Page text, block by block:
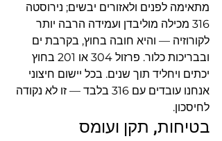
מתאימה לפנים ולאזורים יבשים; נירוסטה
316 מכילה מוליבדן ועמידה הרבה יותר
לקורוזיה — והיא חובה בחוץ, בקרבת ים
ובבריכות כלור. פרזול 304 או 201 בחוץ
יכתים ויחליד תוך שנים. בכל יישום חיצוני
אנחנו עובדים עם 316 בלבד — זו לא נקודה
לחיסכון.
בטיחות, תקן ועומס